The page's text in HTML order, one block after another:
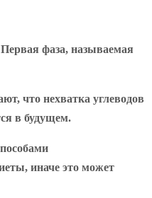
фаза, называемая
что нехватка углеводов
в будущем.
иначе это может